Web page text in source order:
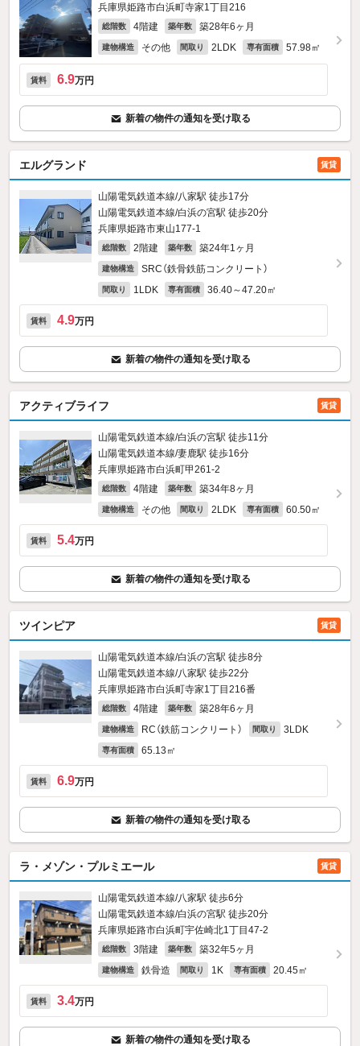
兵庫県姫路市白浜町寺家1丁目216
総階数 4階建 築年数 築28年6ヶ月
建物構造 その他 間取り 2LDK 専有面積 57.98㎡
賃料 6.9万円
新着の物件の通知を受け取る
エルグランド 賃貸
山陽電気鉄道本線/八家駅 徒歩17分
山陽電気鉄道本線/白浜の宮駅 徒歩20分
兵庫県姫路市東山177‐1
総階数 2階建 築年数 築24年1ヶ月
建物構造 SRC（鉄骨鉄筋コンクリート）
間取り 1LDK 専有面積 36.40～47.20㎡
賃料 4.9万円
新着の物件の通知を受け取る
アクティブライフ 賃貸
山陽電気鉄道本線/白浜の宮駅 徒歩11分
山陽電気鉄道本線/妻鹿駅 徒歩16分
兵庫県姫路市白浜町甲261‐2
総階数 4階建 築年数 築34年8ヶ月
建物構造 その他 間取り 2LDK 専有面積 60.50㎡
賃料 5.4万円
新着の物件の通知を受け取る
ツインピア 賃貸
山陽電気鉄道本線/白浜の宮駅 徒歩8分
山陽電気鉄道本線/八家駅 徒歩22分
兵庫県姫路市白浜町寺家1丁目216番
総階数 4階建 築年数 築28年6ヶ月
建物構造 RC（鉄筋コンクリート） 間取り 3LDK
専有面積 65.13㎡
賃料 6.9万円
新着の物件の通知を受け取る
ラ・メゾン・プルミエール 賃貸
山陽電気鉄道本線/八家駅 徒歩6分
山陽電気鉄道本線/白浜の宮駅 徒歩20分
兵庫県姫路市白浜町宇佐崎北1丁目47‐2
総階数 3階建 築年数 築32年5ヶ月
建物構造 鉄骨造 間取り 1K 専有面積 20.45㎡
賃料 3.4万円
新着の物件の通知を受け取る